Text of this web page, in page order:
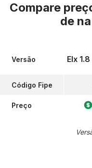
Compare
de
Versão
Código Fipe
Preço
Elx